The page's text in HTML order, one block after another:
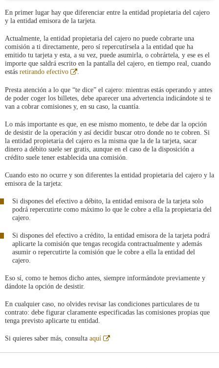
En primer lugar hay que diferenciar entre la entidad propietaria del cajero
y la entidad emisora de la tarjeta.
Actualmente, la entidad propietaria del cajero no puede cobrarte una
comisión a ti directamente, pero sí repercutírsela a la entidad que ha
emitido tu tarjeta y esta, a su vez, puede asumirla, o cobrártela, y ese es el
importe que saldrá escrito en la pantalla del cajero, en tiempo real, cuando
estás retirando efectivo
Abre
nueva
.
Presta atención a lo que “te dice” el cajero: mientras estás operando y antes
de poder coger los billetes, debe aparecer una advertencia indicándote si te
van a cobrar comisiones y, en su caso, la cuantía.
Lo más importante es que, en ese mismo momento, te debe dar la opción
de desistir de la operación y así decidir buscar otro donde no te cobren. Si
la entidad propietaria del cajero es la misma que la de la tarjeta, sacar
dinero a débito suele ser gratis, aunque en el caso de la disposición a
crédito suele tener establecida una comisión.
Cuando esto no ocurre y son diferentes la entidad propietaria del cajero y la
emisora de la tarjeta:
Si dispones del efectivo a débito, la entidad emisora de la tarjeta solo
podrá repercutirte como máximo lo que le cobre a ella la propietaria del
cajero.
Si dispones del efectivo a crédito, la entidad emisora de la tarjeta podrá
aplicarte la comisión que tengas recogida contractualmente y además
asumir o repercutirte la comisión que le cobre a ella la entidad del
cajero.
Eso sí, como te hemos dicho antes, siempre informándote previamente y
dándote la opción de desistir.
En cualquier caso, no olvides revisar las condiciones particulares de tu
contrato: debe figurar claramente especificadas las comisiones propias que
tenga previsto aplicarte tu entidad.
Si quieres saber más, consulta aquí
Abre
ventana